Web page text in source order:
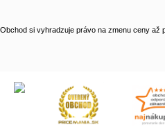
Obchod si vyhradzuje právo na zmenu ceny až